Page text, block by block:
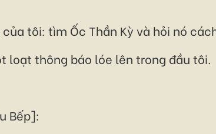
tôi: tìm Ốc Thần Kỳ và hỏi nó
loạt thông báo lóe lên trong đầu tôi.
Bếp]: